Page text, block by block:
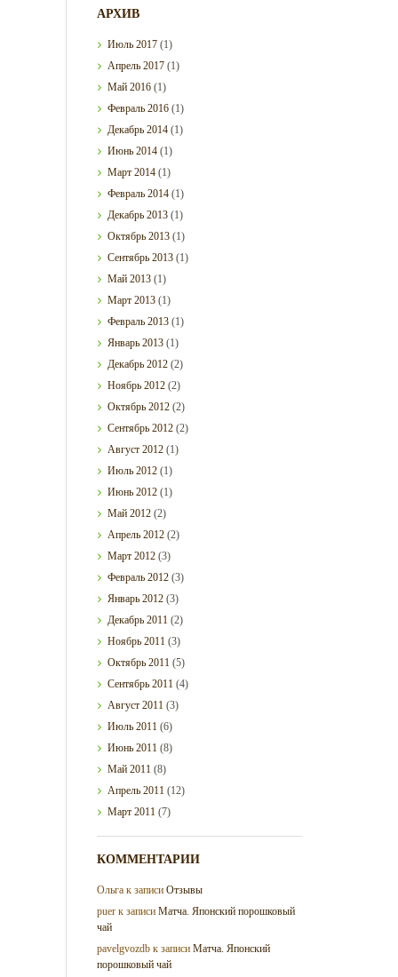
АРХИВ
Июль2017 (1)
Апрель2017 (1)
Май2016 (1)
Февраль2016 (1)
Декабрь2014 (1)
Июнь2014 (1)
Март2014 (1)
Февраль2014 (1)
Декабрь2013 (1)
Октябрь2013 (1)
Сентябрь2013 (1)
Май2013 (1)
Март2013 (1)
Февраль2013 (1)
Январь2013 (1)
Декабрь2012 (2)
Ноябрь2012 (2)
Октябрь2012 (2)
Сентябрь2012 (2)
Август2012 (1)
Июль2012 (1)
Июнь2012 (1)
Май2012 (2)
Апрель2012 (2)
Март2012 (3)
Февраль2012 (3)
Январь2012 (3)
Декабрь2011 (2)
Ноябрь2011 (3)
Октябрь2011 (5)
Сентябрь2011 (4)
Август2011 (3)
Июль2011 (6)
Июнь2011 (8)
Май2011 (8)
Апрель2011 (12)
Март2011 (7)
КОММЕНТАРИИ
Ольга к записиОтзывы
puer к записиМатча. Японский порошковый
чай
pavelgvozdb к записиМатча. Японский
порошковый чай